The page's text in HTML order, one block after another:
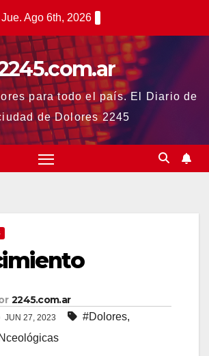
Jue. Ago 6th, 2026
para todo el país. El Diario de
de Dolores 2245
2245.com.ar
JUN 27, 2023 #Dolores,